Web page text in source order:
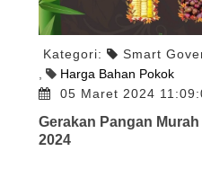
Kategori:
Smart
Harga Bahan Pokok
05 Maret 2024
Gerakan Pangan
2024